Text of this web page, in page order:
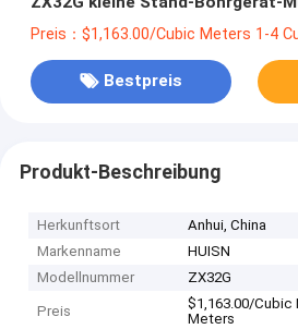
Preis：$1,163.00/Cubic Meters 1-4
Bestpreis
Produkt-Beschreibung
Herkunftsort
Anhui, China
Markenname
HUISN
Modellnummer
ZX32G
Preis
$1,163.00/Cubic
Meters